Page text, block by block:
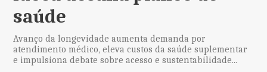
saúde
Avanço da longevidade aumenta demanda por
atendimento médico, eleva custos da saúde suplementar
e impulsiona debate sobre acesso e sustentabilidade...